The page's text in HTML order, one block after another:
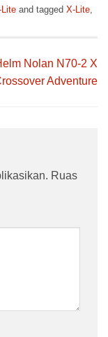
Lite and tagged X-Lite
Nolan N70-2 X
Adventure
Ruas